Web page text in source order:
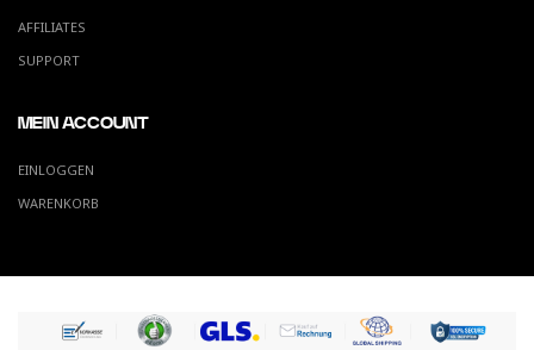
AFFILIATES
SUPPORT
MEIN ACCOUNT
EINLOGGEN
WARENKORB